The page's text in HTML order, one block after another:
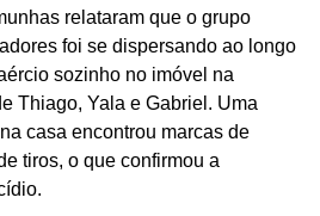
relataram que o grupo
foi se dispersando ao longo
sozinho no imóvel na
Thiago, Yala e Gabriel. Uma
casa encontrou marcas de
tiros, o que confirmou a